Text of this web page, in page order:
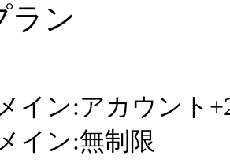
ラン
イン:アカウント
イン:無制限